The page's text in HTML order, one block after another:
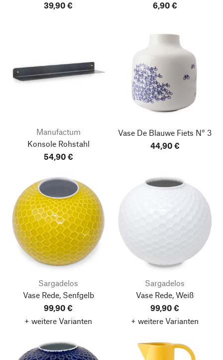
39,90 €
6,90 €
Manufactum
Konsole Rohstahl
54,90 €
Vase De Blauwe Fiets N° 3
44,90 €
Sargadelos
Vase Rede, Senfgelb
99,90 €
+ weitere Varianten
Sargadelos
Vase Rede, Weiß
99,90 €
+ weitere Varianten